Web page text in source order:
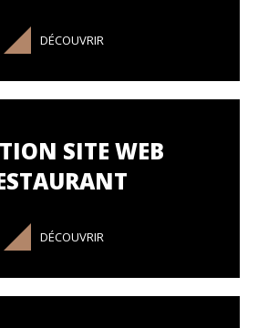
DÉCOUVRIR
SITE WEB
DÉCOUVRIR